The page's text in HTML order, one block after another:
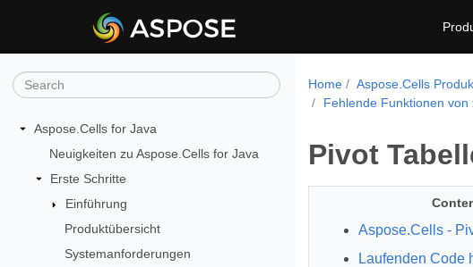
Aspose.Cells for Java
Neuigkeiten zu Aspose.Cells for Java
Erste Schritte
Einführung
Produktübersicht
Systemanforderungen
Home Aspose.Cells
Fehlende Funktionen von
Pivot
Aspose.Cells -
Laufenden Code